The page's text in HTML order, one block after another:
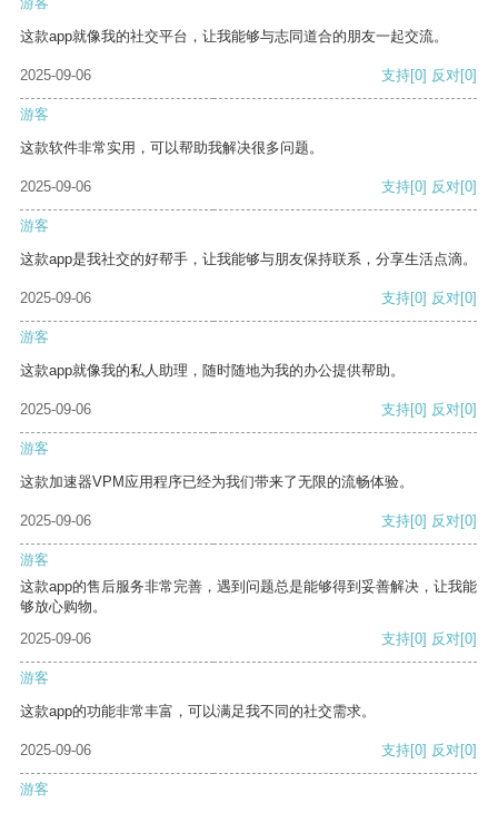
这款app就像我的社交平台，让我能够与志同道合的朋友一起交流。
2025-09-06 支持[0] 反对[0]
游客
这款软件非常实用，可以帮助我解决很多问题。
2025-09-06 支持[0] 反对[0]
游客
这款app是我社交的好帮手，让我能够与朋友保持联系，分享生活点滴。
2025-09-06 支持[0] 反对[0]
游客
这款app就像我的私人助理，随时随地为我的办公提供帮助。
2025-09-06 支持[0] 反对[0]
游客
这款加速器VPM应用程序已经为我们带来了无限的流畅体验。
2025-09-06 支持[0] 反对[0]
游客
这款app的售后服务非常完善，遇到问题总是能够得到妥善解决，让我能
够放心购物。
2025-09-06
支持[0] 反对[0]
游客
这款app的功能非常丰富，可以满足我不同的社交需求。
2025-09-06 支持[0] 反对[0]
游客